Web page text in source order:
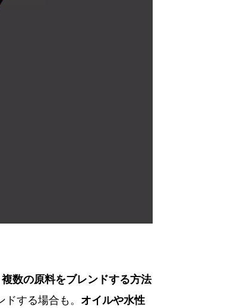
複数の原料をブレンドする方法
ドする場合も。 オイルや水性